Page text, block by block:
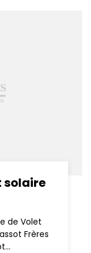
solaire
de Volet
Frères